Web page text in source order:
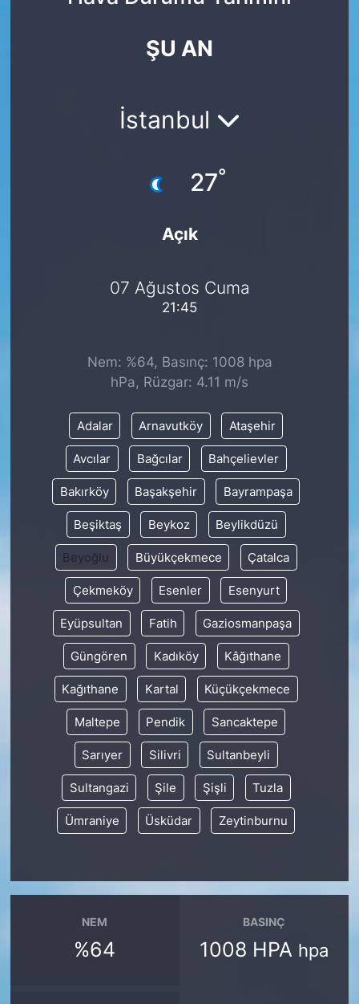
ŞU AN
İstanbul
27°
Açık
07 Ağustos Cuma
21:45
Nem: %64, Basınç: 1008 hpa
hPa, Rüzgar: 4.11 m/s
Adalar Arnavutköy Ataşehir
Avcılar Bağcılar Bahçelievler
Bakırköy Başakşehir Bayrampaşa
Beşiktaş Beykoz Beylikdüzü
Beyoğlu Büyükçekmece Çatalca
Çekmeköy Esenler Esenyurt
Eyüpsultan Fatih Gaziosmanpaşa
Güngören Kadıköy Kâğıthane
Kağıthane Kartal Küçükçekmece
Maltepe Pendik Sancaktepe
Sarıyer Silivri Sultanbeyli
Sultangazi Şile Şişli Tuzla
Ümraniye Üsküdar Zeytinburnu
NEM
%64
BASINÇ
1008 HPA hpa
SAVUNMA SANAYİ
FESTİVAL HABERLERİ
FESTİVAL TAKVİMİ
KONGRE TAKVİMİ
RÖPORTAJLAR
BİYOGRAFİLER